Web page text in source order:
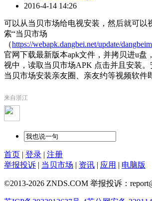
2016-4-14 14:26
可以从当贝市场给电视安装，然后就可以
索“当贝市场
（https://webapk.dangbei.net/update/
官网下载最新版本apk文件，并拷贝进u盘
视中，读取当贝市场APK 点击并且安装
当贝市场安装亲友圈、亲友约等视频软件
来自浙江
首页 | 登录 | 注册
举报投诉 | 当贝市场 | 资讯 | 应用 | 电脑版
©2013-2026 ZNDS.COM 举报投诉：